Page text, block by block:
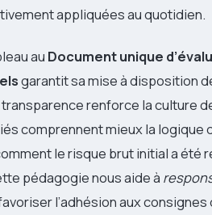
appliquées au quotidien.
au Document unique
garantit sa mise à disposition
renforce la culture
comprennent mieux la logique
le risque brut initial a été
pédagogie nous aide à
l’adhésion aux